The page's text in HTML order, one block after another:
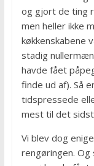
og gjort de ting
men heller ikke
køkkenskabene
stadig
havde fået
finde ud af). Så
tidspressede
mest til det
Vi blev dog
rengøringen. Og